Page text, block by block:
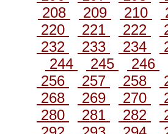
208
209 210
220
221 222
232
233 234
244
245
246
256
257 258
268
269 270
280
281 282